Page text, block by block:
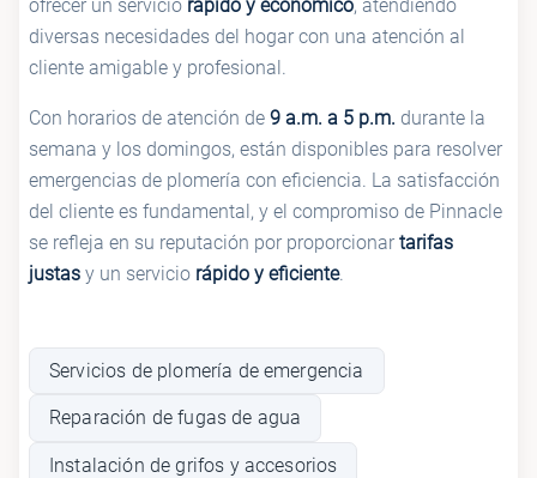
ofrecer un servicio rápido y económico, atendiendo
diversas necesidades del hogar con una atención al
cliente amigable y profesional.
Con horarios de atención de 9 a.m. a 5 p.m. durante la
semana y los domingos, están disponibles para resolver
emergencias de plomería con eficiencia. La satisfacción
del cliente es fundamental, y el compromiso de Pinnacle
se refleja en su reputación por proporcionar tarifas
justas y un servicio rápido y eficiente.
Servicios de plomería de emergencia
Reparación de fugas de agua
Instalación de grifos y accesorios